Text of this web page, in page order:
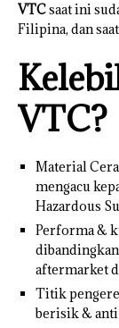
VTCsaat ini
Filipina, dan
VTC?
Material
mengacu
Hazardous
Performa &
aftermarket
Titik
berisik & anti